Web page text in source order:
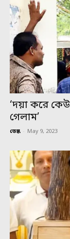
‘দয়া করে
গেলাম’
ডেস্ক - May 9, 2023